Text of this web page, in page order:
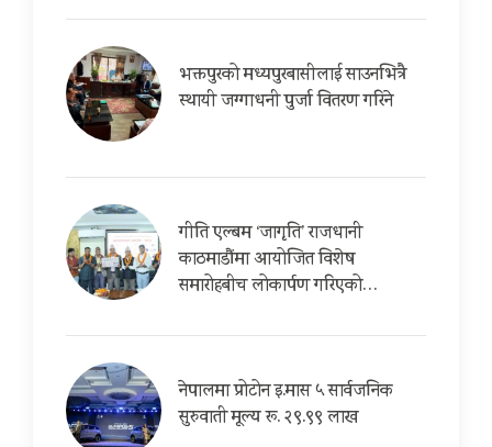
भक्तपुरको मध्यपुरबासीलाई साउनभित्रै
स्थायी जग्गाधनी पुर्जा वितरण गरिने
गीति एल्बम ‘जागृति’ राजधानी
काठमाडौंमा आयोजित विशेष
समारोहबीच लोकार्पण गरिएको…
नेपालमा प्रोटोन इ.मास ५ सार्वजनिक
सुरुवाती मूल्य रू. २९.९९ लाख